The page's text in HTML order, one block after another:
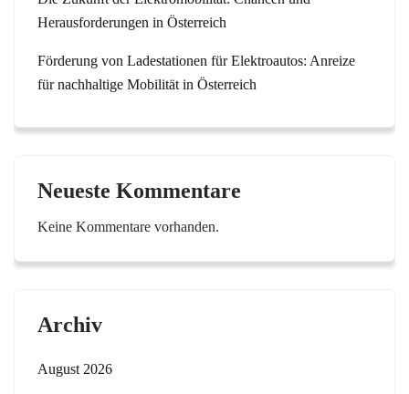
Herausforderungen in Österreich
Förderung von Ladestationen für Elektroautos: Anreize
für nachhaltige Mobilität in Österreich
Neueste Kommentare
Keine Kommentare vorhanden.
Archiv
August 2026